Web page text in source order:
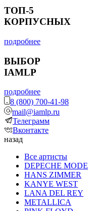
ТОП-5
КОРПУСНЫХ
подробнее
ВЫБОР
IAMLP
подробнее
8 (800) 700-41-98
mail@iamlp.ru
Телеграмм
Вконтакте
назад
Все артисты
DEPECHE MODE
HANS ZIMMER
KANYE WEST
LANA DEL REY
METALLICA